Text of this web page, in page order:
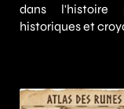
dans l'histoire
historiques et